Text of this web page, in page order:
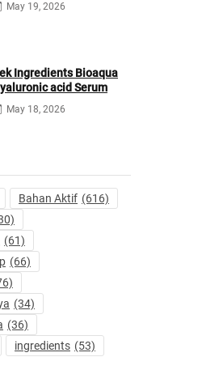
May 19, 2026
Ingredients Bioaqua
acid Serum
May 18, 2026
Bahan Aktif (616)
(61)
(66)
(34)
(36)
ingredients (53)